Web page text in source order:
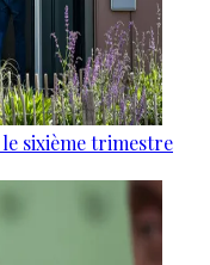
sixième trimestre